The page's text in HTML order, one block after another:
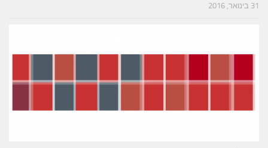
31 בינואר, 2016